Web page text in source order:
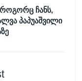
ჩანს,
პაპუაშვილი